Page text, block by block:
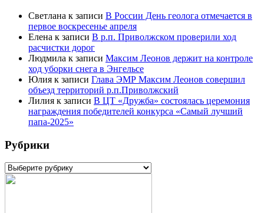
Светлана к записи В России День геолога отмечается в
первое воскресенье апреля
Елена к записи В р.п. Приволжском проверили ход
расчистки дорог
Людмила к записи Максим Леонов держит на контроле
ход уборки снега в Энгельсе
Юлия к записи Глава ЭМР Максим Леонов совершил
объезд территорий р.п.Приволжский
Лилия к записи В ЦТ «Дружба» состоялась церемония
награждения победителей конкурса «Самый лучший
папа-2025»
Рубрики
Рубрики